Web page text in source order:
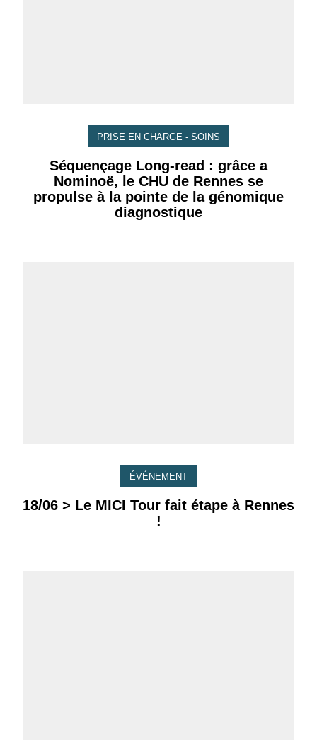
PRISE EN CHARGE - SOINS
Séquençage Long-read : grâce a
Nominoë, le CHU de Rennes se
propulse à la pointe de la génomique
diagnostique
ÉVÉNEMENT
18/06 > Le MICI Tour fait étape à Rennes
!